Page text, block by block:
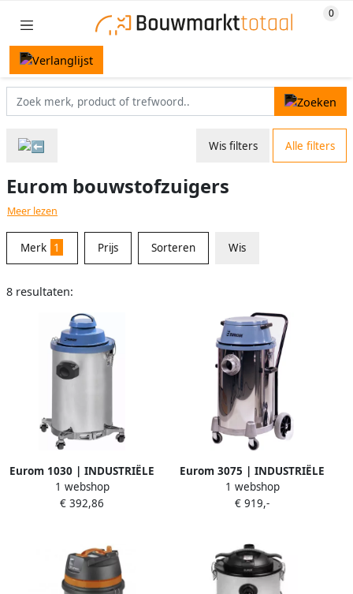
Wis filters Alle filters
Eurom bouwstofzuigers
Meer lezen
Merk 1 Prijs Sorteren Wis
8 resultaten:
Eurom 1030 | INDUSTRIËLE
ALLESZUIGER 162202
1 webshop
€ 392,86
Eurom 3075 | INDUSTRIËLE
ALLESZUIGER 162509
1 webshop
€ 919,-